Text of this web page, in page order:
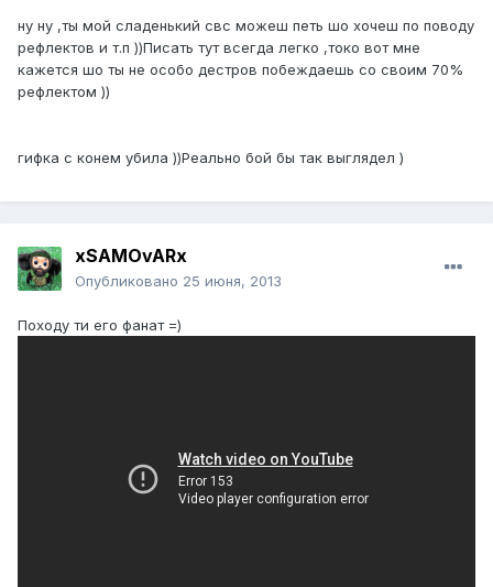
ну ну ,ты мой сладенький свс можеш петь шо хочеш по поводу
рефлектов и т.п ))Писать тут всегда легко ,токо вот мне
кажется шо ты не особо дестров побеждаешь со своим 70%
рефлектом ))
гифка с конем убила ))Реально бой бы так выглядел )
xSAMOvARx
Опубликовано 25 июня, 2013
Походу ти его фанат =)